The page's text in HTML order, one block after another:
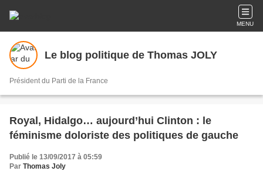
MENU
Le blog politique de Thomas JOLY
Président du Parti de la France
Royal, Hidalgo… aujourd’hui Clinton : le
féminisme doloriste des politiques de gauche
Publié le 13/09/2017 à 05:59
Par Thomas Joly